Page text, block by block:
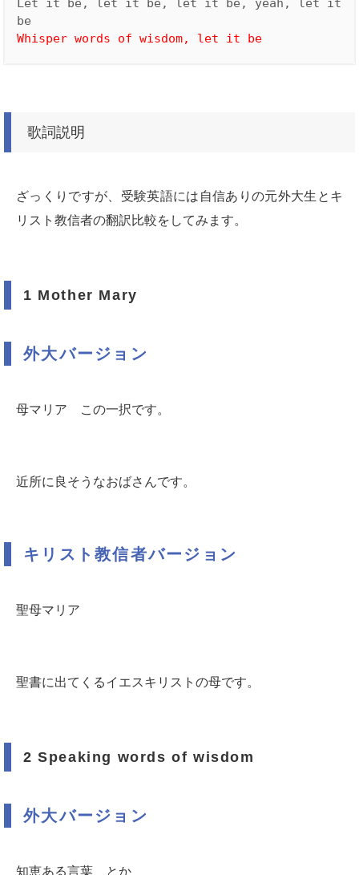
Let it be, let it be, let it be, yeah, let it
Whisper words of wisdom, let it be
歌詞説明
ざっくりですが、受験英語には自信ありの元外大生とキ
リスト教信者の翻訳比較をしてみます。
1 Mother Mary
外大バージョン
母マリア この一択です。
近所に良そうなおばさんです。
キリスト教信者バージョン
聖母マリア
聖書に出てくるイエスキリストの母です。
2 Speaking words of wisdom
外大バージョン
知恵ある言葉 とか